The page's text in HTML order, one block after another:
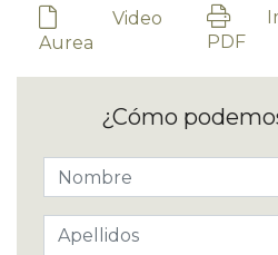
Video
Aurea
PDF
¿Cómo